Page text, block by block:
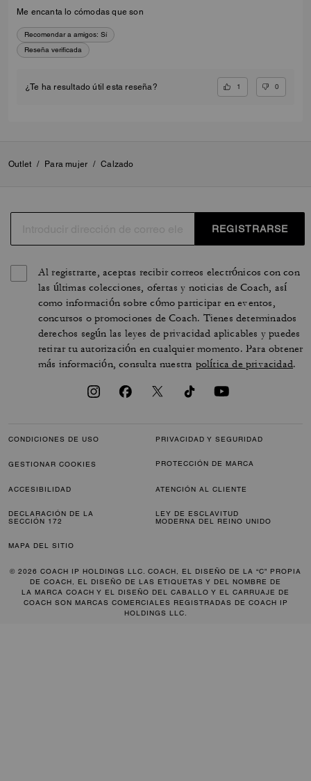
Me encanta lo cómodas que son
Recomendar a amigos: Sí
Reseña verificada
¿Te ha resultado útil esta reseña? 1 0
Outlet / Para mujer / Calzado
REGISTRARSE
Al registrarte, aceptas recibir correos electrónicos con con
las últimas colecciones, ofertas y noticias de Coach, así
como información sobre cómo participar en eventos,
concursos o promociones de Coach. Tienes determinados
derechos según las leyes de privacidad aplicables y puedes
retirar tu autorización en cualquier momento. Para obtener
más información, consulta nuestra política de privacidad.
CONDICIONES DE USO PRIVACIDAD Y SEGURIDAD
GESTIONAR COOKIES PROTECCIÓN DE MARCA
ACCESIBILIDAD ATENCIÓN AL CLIENTE
DECLARACIÓN DE LA
SECCIÓN 172
LEY DE ESCLAVITUD
MODERNA DEL REINO UNIDO
MAPA DEL SITIO
© 2026 COACH IP HOLDINGS LLC. COACH, EL DISEÑO DE LA “C” PROPIA
DE COACH, EL DISEÑO DE LAS ETIQUETAS Y DEL NOMBRE DE
LA MARCA COACH Y EL DISEÑO DEL CABALLO Y EL CARRUAJE DE
COACH SON MARCAS COMERCIALES REGISTRADAS DE COACH IP
HOLDINGS LLC.